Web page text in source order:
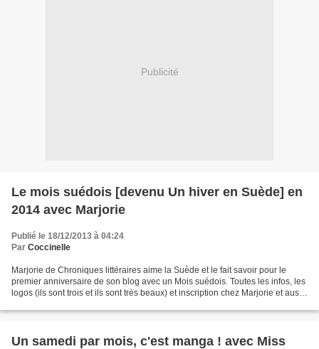
Publicité
Le mois suédois [devenu Un hiver en Suède] en
2014 avec Marjorie
Publié le 18/12/2013 à 04:24
Par Coccinelle
Marjorie de Chroniques littéraires aime la Suède et le fait savoir pour le
premier anniversaire de son blog avec un Mois suédois. Toutes les infos, les
logos (ils sont trois et ils sont très beaux) et inscription chez Marjorie et aussi
Un samedi par mois, c'est manga ! avec Miss